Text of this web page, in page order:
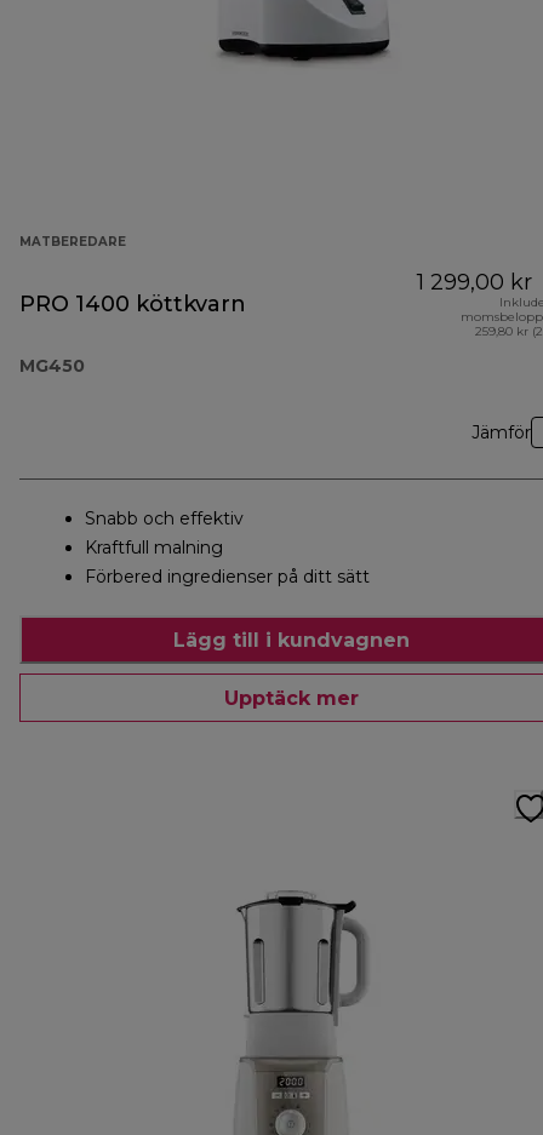
MATBEREDARE
PRO 1400 köttkvarn
MG450
1 299,00 kr
259,80 kr
Jämför
Snabb och effektiv
Kraftfull malning
Förbered ingredienser på ditt sätt
Lägg till i kundvagnen
Upptäck mer